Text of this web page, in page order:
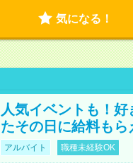
気になる！
人気イベントも！
たその日に給料もら
アルバイト 職種未経験OK